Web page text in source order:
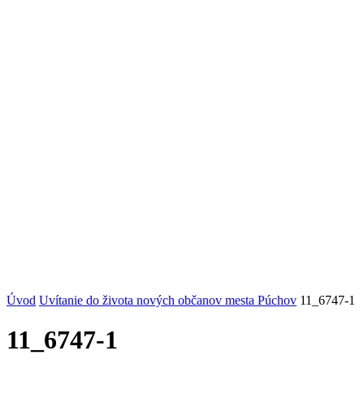
Úvod Uvítanie do života nových občanov mesta Púchov 11_6747-1
11_6747-1